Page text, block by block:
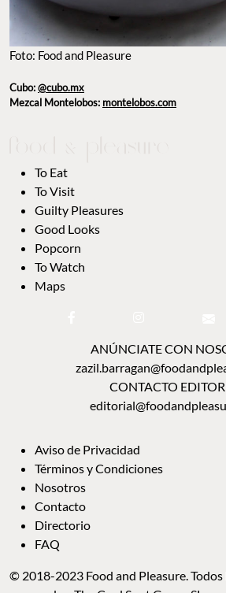
Foto: Food and Pleasure
Cubo:@cubo.mx
Mezcal Montelobos: montelobos.com
To Eat
To Visit
Guilty Pleasures
Good Looks
Popcorn
To Watch
Maps
ANÚNCIATE CON
CONTACTO
Aviso de Privacidad
Términos y Condiciones
Nosotros
Contacto
Directorio
FAQ
© 2018-2023 Food and Pleasure. Todos